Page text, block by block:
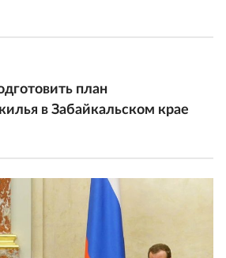
план
в Забайкальском крае